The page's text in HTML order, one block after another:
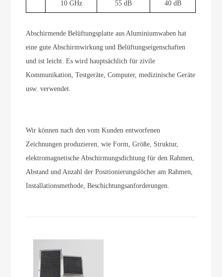
10 GHz 55 dB 40 dB
Abschirmende Belüftungsplatte aus Aluminiumwaben hat
eine gute Abschirmwirkung und Belüftungseigenschaften
und ist leicht. Es wird hauptsächlich für zivile
Kommunikation, Testgeräte, Computer, medizinische Geräte
usw. verwendet.
Wir können nach den vom Kunden entworfenen
Zeichnungen produzieren, wie Form, Größe, Struktur,
elektromagnetische Abschirmungsdichtung für den Rahmen,
Abstand und Anzahl der Positionierungslöcher am Rahmen,
Installationsmethode, Beschichtungsanforderungen.